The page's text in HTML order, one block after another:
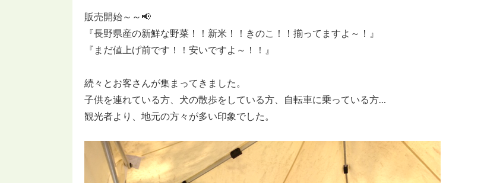
販売開始～～📢
『長野県産の新鮮な野菜！！新米！！きのこ！！揃ってますよ～！』
『まだ値上げ前です！！安いですよ～！！』
続々とお客さんが集まってきました。
子供を連れている方、犬の散歩をしている方、自転車に乗っている方…
観光者より、地元の方々が多い印象でした。